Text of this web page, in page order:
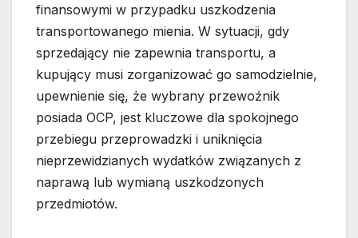
finansowymi w przypadku uszkodzenia
transportowanego mienia. W sytuacji, gdy
sprzedający nie zapewnia transportu, a
kupujący musi zorganizować go samodzielnie,
upewnienie się, że wybrany przewoźnik
posiada OCP, jest kluczowe dla spokojnego
przebiegu przeprowadzki i uniknięcia
nieprzewidzianych wydatków związanych z
naprawą lub wymianą uszkodzonych
przedmiotów.